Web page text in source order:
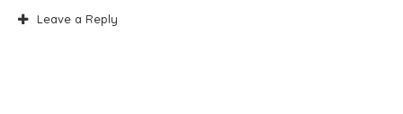
Leave a Reply